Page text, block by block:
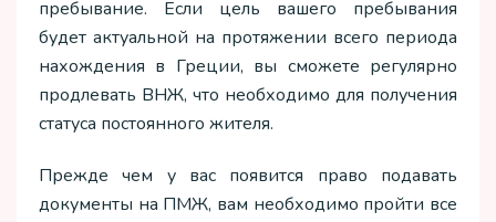
пребывание. Если цель вашего пребывания
будет актуальной на протяжении всего периода
нахождения в Греции, вы сможете регулярно
продлевать ВНЖ, что необходимо для получения
статуса постоянного жителя.
Прежде чем у вас появится право подавать
документы на ПМЖ, вам необходимо пройти все